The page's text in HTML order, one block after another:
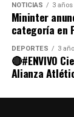
NOTICIAS 3
Mininter
categoría en
DEPORTES 3
🔴#ENVIVO
Alianza